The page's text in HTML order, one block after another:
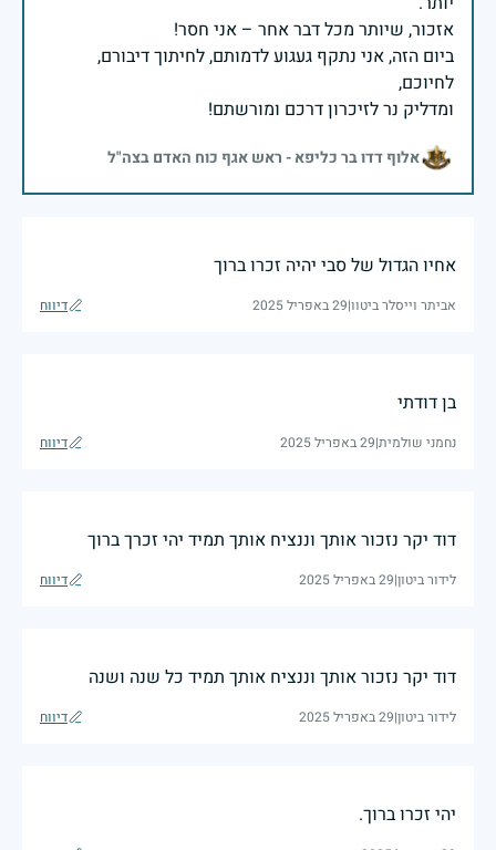
ביום הזה, אני נתקף געגוע לדמותם, לחיתוך דיבורם,
ומדליק נר לזיכרון דרכם ומורשתם!
אלוף דדו בר כליפא - ראש אגף כוח האדם בצה"ל
אחיו הגדול של סבי יהיה זכרו ברוך
אביתר וייסלר ביטוו|29 באפריל 2025 דיווח
בן דודתי
נחמני שולמית|29 באפריל 2025 דיווח
דוד יקר נזכור אותך וננציח אותך תמיד יהי זכרך ברוך
לידור ביטון|29 באפריל 2025 דיווח
דוד יקר נזכור אותך וננציח אותך תמיד כל שנה ושנה
לידור ביטון|29 באפריל 2025 דיווח
יהי זכרו ברוך.